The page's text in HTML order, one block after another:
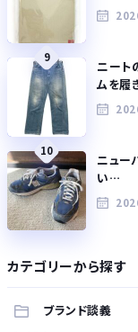
9
ニート
ムを履
10
ニュー
い…
カテゴリーから探す
ブランド談義